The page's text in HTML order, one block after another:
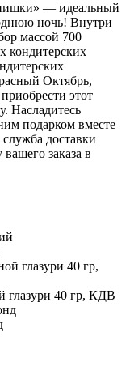
— идеальный
ночь! Внутри
массой 700
кондитерских
Октябрь,
этот
Насладитесь
подарком вместе
доставки
заказа в
глазури 40 гр, КДВ